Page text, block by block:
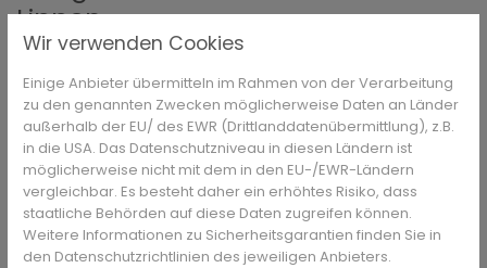
Lippen
Haut von Erwachsenen. Deshalb ziehen sich die Blutgefäße
darin bei Kälte schneller zusammen, die Haut wird
schlechter durchblutet, sie produziert nicht mehr so viel
Talg, die Feuchtigkeit nimmt ab. Deshalb sollten Eltern jetzt
besonders darauf achten, dass das Kind gut eingecremt
wird. Doch welche Inhaltsstoffe sollte eine gute Creme für
Kinder im Winter haben? Ganz wichtig: Die Cremes sollten
fettig sein. Denn je mehr Fett enthalten ist, desto besser
Wir verwenden Cookies
Einige Anbieter übermitteln im Rahmen von der Verarbeitung
zu den genannten Zwecken möglicherweise Daten an Länder
außerhalb der EU/ des EWR (Drittlanddatenübermittlung), z.B.
in die USA. Das Datenschutzniveau in diesen Ländern ist
möglicherweise nicht mit dem in den EU-/EWR-Ländern
vergleichbar. Es besteht daher ein erhöhtes Risiko, dass
staatliche Behörden auf diese Daten zugreifen können.
Weitere Informationen zu Sicherheitsgarantien finden Sie in
den Datenschutzrichtlinien des jeweiligen Anbieters.